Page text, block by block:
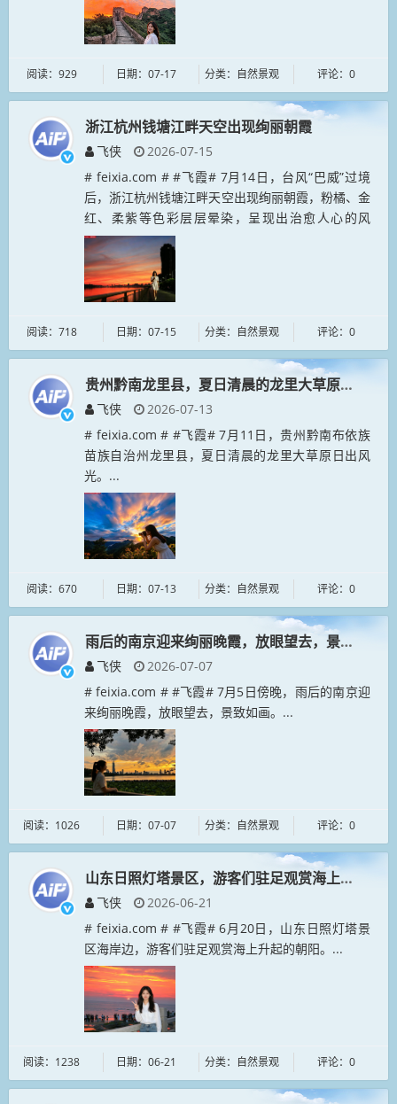
阅读：929 日期：07-17 分类：自然景观 评论：0
浙江杭州钱塘江畔天空出现绚丽朝霞
飞侠
2026-07-15
# feixia.com # #飞霞# 7月14日，台风“巴威”过境
后，浙江杭州钱塘江畔天空出现绚丽朝霞，粉橘、金
红、柔紫等色彩层层晕染，呈现出治愈人心的风
光。...
阅读：718 日期：07-15 分类：自然景观 评论：0
贵州黔南龙里县，夏日清晨的龙里大草原日出风光
飞侠
2026-07-13
# feixia.com # #飞霞# 7月11日，贵州黔南布依族
苗族自治州龙里县，夏日清晨的龙里大草原日出风
光。...
阅读：670 日期：07-13 分类：自然景观 评论：0
雨后的南京迎来绚丽晚霞，放眼望去，景致如画
飞侠
2026-07-07
# feixia.com # #飞霞# 7月5日傍晚，雨后的南京迎
来绚丽晚霞，放眼望去，景致如画。...
阅读：1026 日期：07-07 分类：自然景观 评论：0
山东日照灯塔景区，游客们驻足观赏海上升起的
飞侠
2026-06-21
# feixia.com # #飞霞# 6月20日，山东日照灯塔景
区海岸边，游客们驻足观赏海上升起的朝阳。...
阅读：1238 日期：06-21 分类：自然景观 评论：0